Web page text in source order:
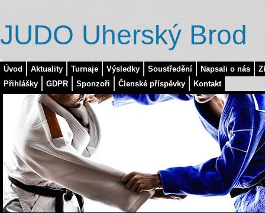
Úvod Aktuality Turnaje Výsledky Soustředění Napsali o nás
Přihlášky
GDPR Sponzoři Členské příspěvky Kontakt
JUDO Uherský Brod